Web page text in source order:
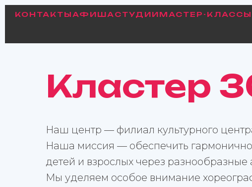
КОНТАКТЫ АФИШАСТУДИИМАСТЕР-КЛАССЫ
Кластер
Наш центр — филиал культурного
Наша миссия — обеспечить
детей и взрослых через разнообразные
Мы уделяем особое внимание